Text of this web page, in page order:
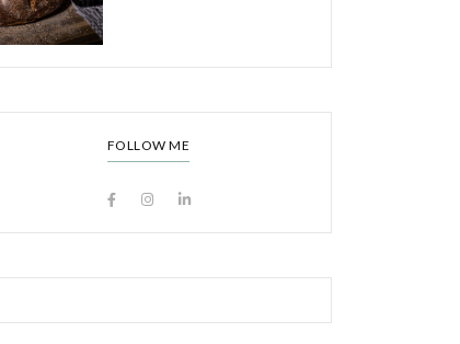
FOLLOW ME